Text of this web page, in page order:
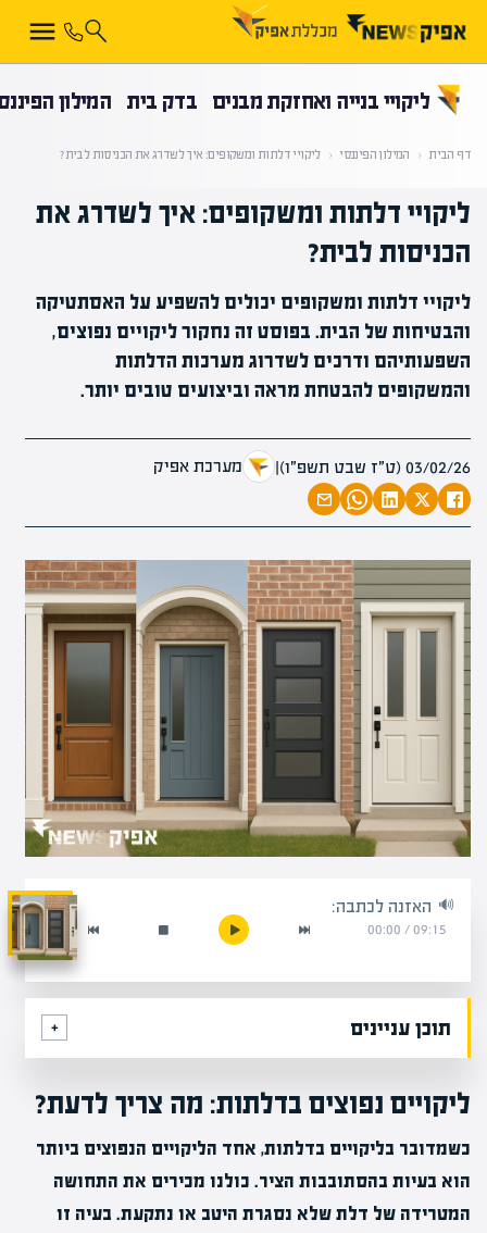
ליקויי בנייה ואחזקת מבנים בדק בית המילון
דף הבית ‹ המילון הפיננסי ‹ ליקויי דלתות ומשקופים: איך לשדרג את הכניסות לבית?
ליקויי דלתות ומשקופים: איך לשדרג את
הכניסות לבית?
ליקויי דלתות ומשקופים יכולים להשפיע על האסתטיקה
והבטיחות של הבית. בפוסט זה נחקור ליקויים נפוצים,
השפעותיהם ודרכים לשדרוג מערכות הדלתות
והמשקופים להבטחת מראה וביצועים טובים יותר.
03/02/26 (ט״ז שבט תשפ״ו) | מערכת אפיק
האזנה לכתבה:
09:15
/
00:00
תוכן עניינים
ליקויים נפוצים בדלתות: מה צריך לדעת?
כשמדובר בליקויים בדלתות, אחד הליקויים הנפוצים ביותר
הוא בעיות בהסתובבות הציר. כולנו מכירים את התחושה
המטרידה של דלת שלא נסגרת היטב או נתקעת. בעיה זו